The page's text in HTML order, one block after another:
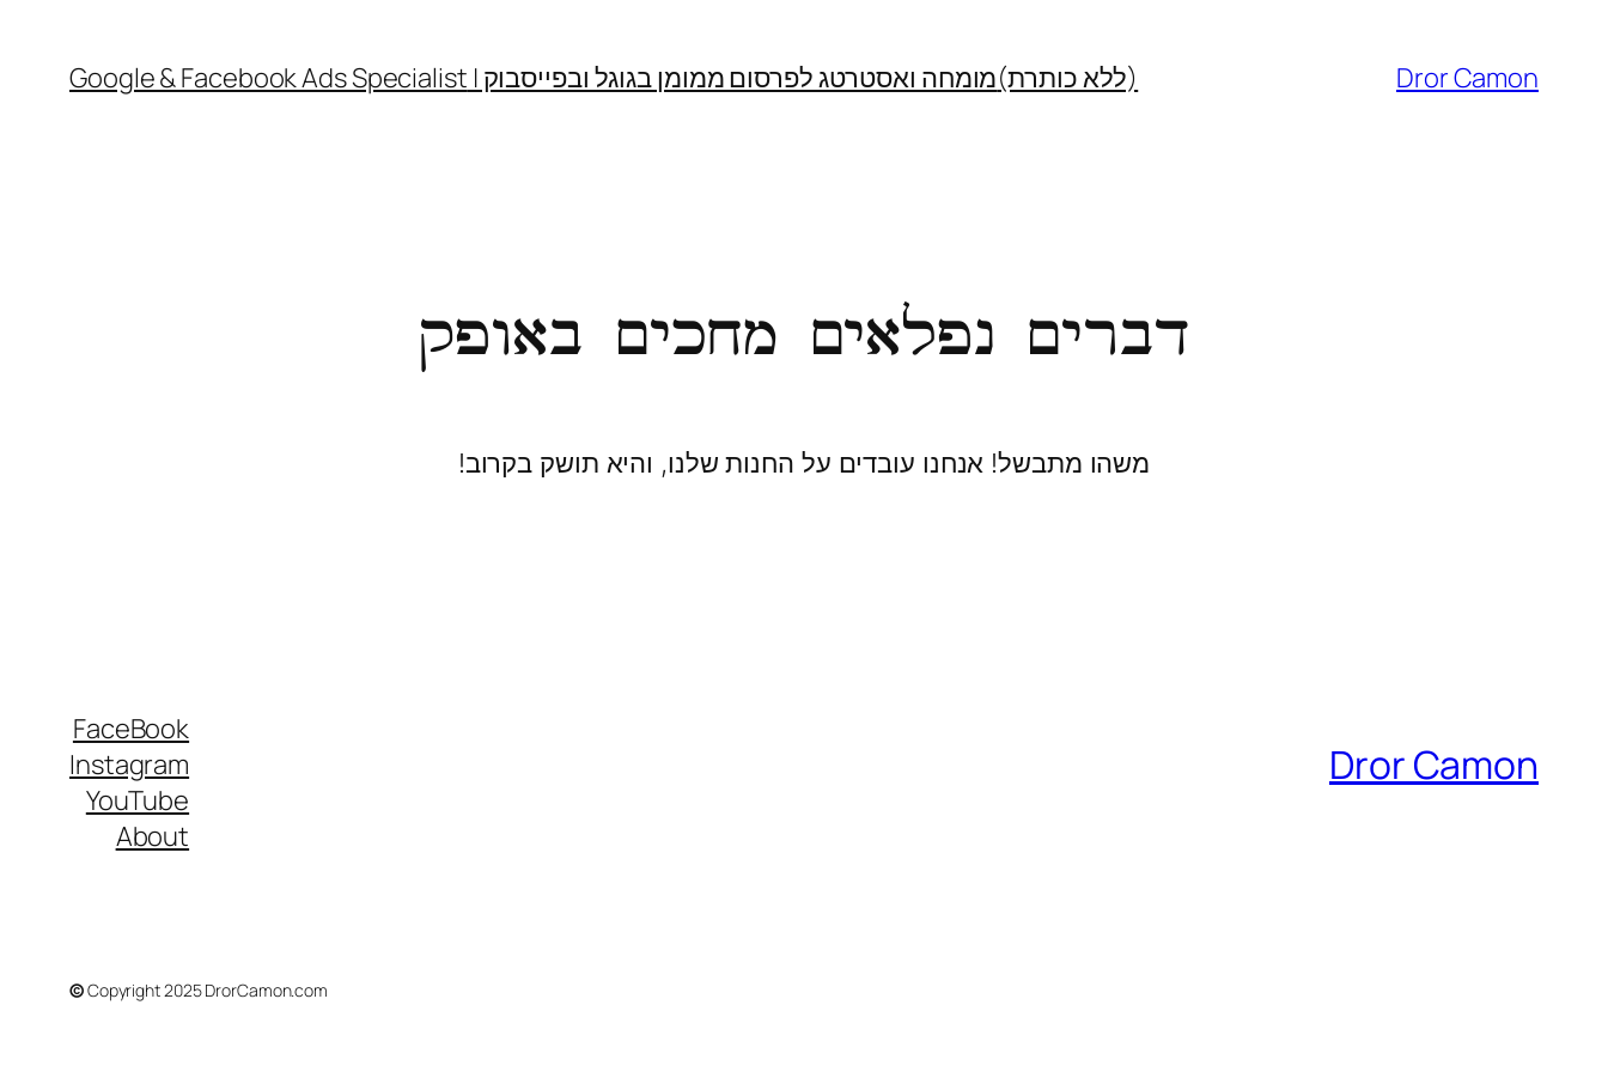
Dror Camon (ללא כותרת)מומחה ואסטרטג לפרסום ממומן בגוגל ובפייסבוק | Google & Facebook Ads Specialist
דברים נפלאים מחכים באופק
משהו מתבשל! אנחנו עובדים על החנות שלנו, והיא תושק בקרוב!
Dror Camon
FaceBook
Instagram
YouTube
About
Copyright 2025 DrorCamon.com
©